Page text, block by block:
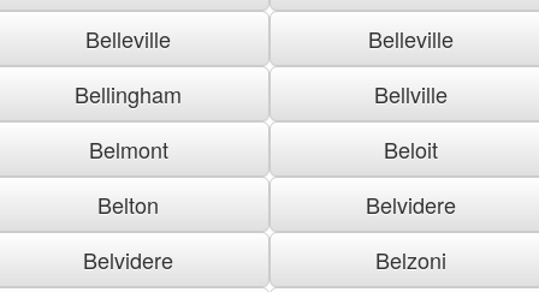
Belleville
Belleville
Bellingham
Bellville
Belmont
Beloit
Belton
Belvidere
Belvidere
Belzoni